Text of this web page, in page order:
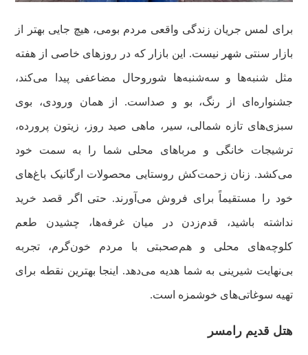
برای لمس جریان زندگی واقعی مردم بومی، هیچ جایی بهتر از
بازار سنتی شهر نیست. این بازار که در روزهای خاصی از هفته
مثل شنبه‌ها و سه‌شنبه‌ها شوروحال مضاعفی پیدا می‌کند،
جشنواره‌ای از رنگ، بو و صداست. از همان ورودی، بوی
سبزی‌های تازه شمالی، سیر، ماهی صید روز، زیتون پرورده،
ترشیجات خانگی و مرباهای محلی شما را به سمت خود
می‌کشد. زنان زحمت‌کش روستایی محصولات ارگانیک باغ‌های
خود را مستقیماً برای فروش می‌آورند. حتی اگر قصد خرید
نداشته باشید، قدم‌زدن در میان غرفه‌ها، چشیدن طعم
کلوچه‌های محلی و هم‌صحبتی با مردم خون‌گرم، تجربه
بی‌نهایت شیرینی به شما هدیه می‌دهد. اینجا بهترین نقطه برای
تهیه سوغاتی‌های خوشمزه است.
هتل قدیم رامسر